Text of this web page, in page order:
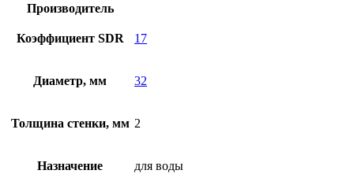
Производитель
Коэффициент SDR 17
Диаметр, мм 32
Толщина стенки, мм 2
Назначение для воды